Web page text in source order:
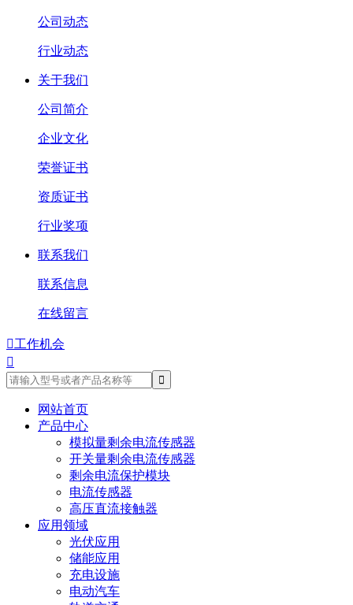
公司动态
行业动态
关于我们
公司简介
企业文化
荣誉证书
资质证书
行业奖项
联系我们
联系信息
在线留言
工作机会

网站首页
产品中心
模拟量剩余电流传感器
开关量剩余电流传感器
剩余电流保护模块
电流传感器
高压直流接触器
应用领域
光伏应用
储能应用
充电设施
电动汽车